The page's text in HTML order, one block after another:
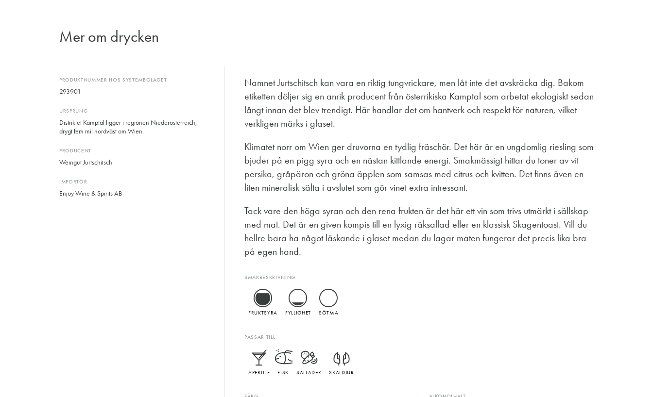
Mer om drycken
PRODUKTNUMMER HOS SYSTEMBOLAGET
293901
URSPRUNG
Distriktet Kamptal ligger i regionen Niederösterreich,
drygt fem mil nordväst om Wien.
PRODUCENT
Weingut Jurtschitsch
IMPORTÖR
Enjoy Wine & Spirits AB
Namnet Jurtschitsch kan vara en riktig tungvrickare, men låt inte det avskräcka dig. Bakom
etiketten döljer sig en anrik producent från österrikiska Kamptal som arbetat ekologiskt sedan
långt innan det blev trendigt. Här handlar det om hantverk och respekt för naturen, vilket
verkligen märks i glaset.
Klimatet norr om Wien ger druvorna en tydlig fräschör. Det här är en ungdomlig riesling som
bjuder på en pigg syra och en nästan kittlande energi. Smakmässigt hittar du toner av vit
persika, gråpäron och gröna äpplen som samsas med citrus och kvitten. Det finns även en
liten mineralisk sälta i avslutet som gör vinet extra intressant.
Tack vare den höga syran och den rena frukten är det här ett vin som trivs utmärkt i sällskap
med mat. Det är en given kompis till en lyxig räksallad eller en klassisk Skagentoast. Vill du
hellre bara ha något läskande i glaset medan du lagar maten fungerar det precis lika bra
på egen hand.
SMAKBESKRIVNING
FRUKTSYRA FYLLIGHET SÖTMA
PASSAR TILL
APERITIF FISK SALLADER SKALDJUR